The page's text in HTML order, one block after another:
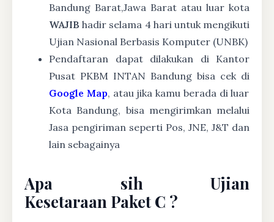
Bandung Barat,Jawa Barat atau luar kota
WAJIB hadir selama 4 hari untuk mengikuti
Ujian Nasional Berbasis Komputer (UNBK)
Pendaftaran dapat dilakukan di Kantor
Pusat PKBM INTAN Bandung bisa cek di
Google Map, atau jika kamu berada di luar
Kota Bandung, bisa mengirimkan melalui
Jasa pengiriman seperti Pos, JNE, J&T dan
lain sebagainya
Apa sih Ujian
Kesetaraan Paket C ?